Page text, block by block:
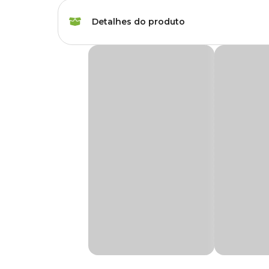
Idade Filhote, Adulto,
Detalhes do produto